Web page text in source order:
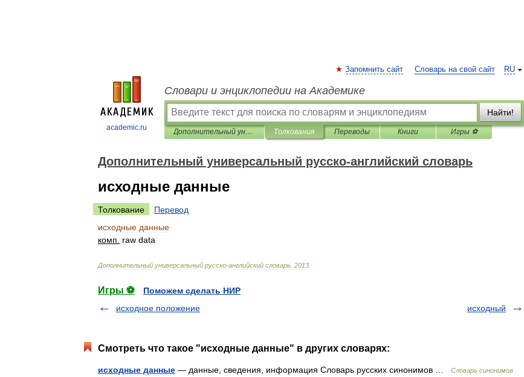
academic.ru
RU
Запомнить сайт Словарь на свой сайт
Словари и энциклопедии на Академике
Найти!
Дополнительный универсальный русско-английский словарь Толкования Переводы Книги Игры ⚽
Дополнительный универсальный русско-английский словарь
исходные данные
Толкование
Перевод
исходные данные
комп
raw data
Дополнительный универсальный русско-английский словарь 2013
Игры ⚽
Поможем сделать НИР
исходное положение
исходный
Смотреть что такое "исходные данные" в других словарях:
исходные данные — данные, сведения, информация Словарь русских синонимов … Словарь синонимов